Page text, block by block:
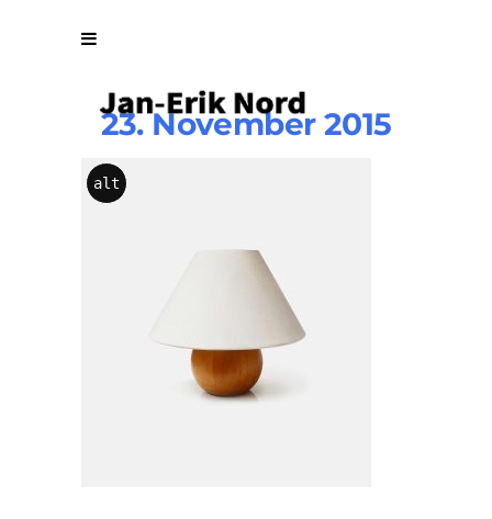
23. November 2015
KIKKA
Lamp
ByVuuse
alt